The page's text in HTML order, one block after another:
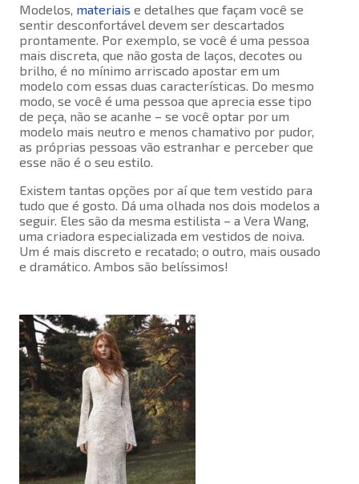
Modelos, materiais e detalhes que façam você se
sentir desconfortável devem ser descartados
prontamente. Por exemplo, se você é uma pessoa
mais discreta, que não gosta de laços, decotes ou
brilho, é no mínimo arriscado apostar em um
modelo com essas duas características. Do mesmo
modo, se você é uma pessoa que aprecia esse tipo
de peça, não se acanhe – se você optar por um
modelo mais neutro e menos chamativo por pudor,
as próprias pessoas vão estranhar e perceber que
esse não é o seu estilo.
Existem tantas opções por aí que tem vestido para
tudo que é gosto. Dá uma olhada nos dois modelos a
seguir. Eles são da mesma estilista – a Vera Wang,
uma criadora especializada em vestidos de noiva.
Um é mais discreto e recatado; o outro, mais ousado
e dramático. Ambos são belíssimos!